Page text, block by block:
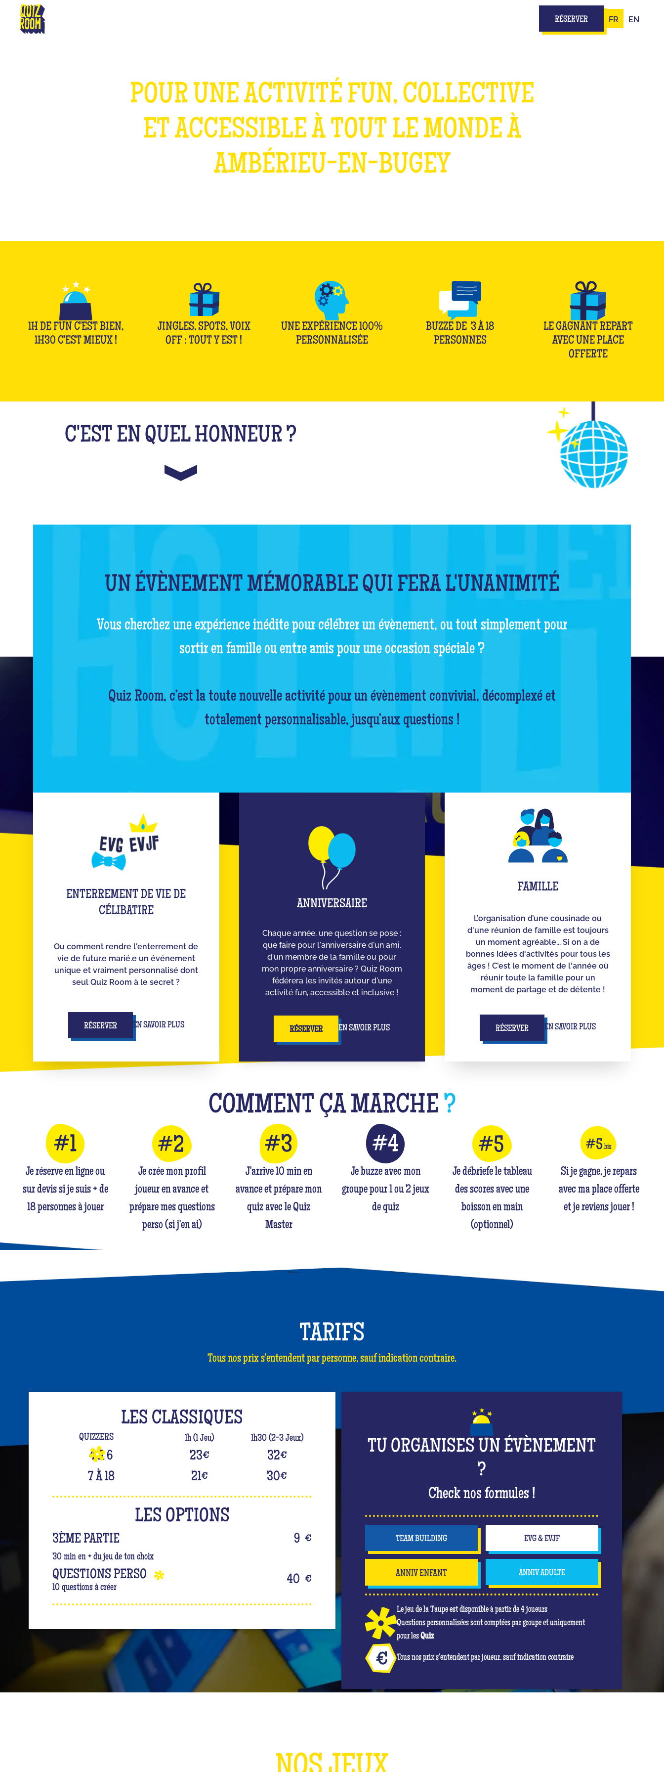
RÉSERVER FR EN
POUR UNE ACTIVITÉ FUN, COLLECTIVE
ET ACCESSIBLE À TOUT LE MONDE À
AMBÉRIEU-EN-BUGEY
1H DE FUN C'EST BIEN,
1H30 C'EST MIEUX !
JINGLES, SPOTS, VOIX
OFF : TOUT Y EST !
UNE EXPÉRIENCE 100%
PERSONNALISÉE
BUZZE DE 3À18
PERSONNES
LE GAGNANT REPART
AVEC UNE PLACE
OFFERTE
C'EST EN QUEL HONNEUR ?
UN ÉVÈNEMENT MÉMORABLE QUI FERA L'UNANIMITÉ
Vous cherchez une expérience inédite pour célébrer un évènement, ou tout simplement pour
sortir en famille ou entre amis pour une occasion spéciale ?
Quiz Room, c’est la toute nouvelle activité pour un évènement convivial, décomplexé et
totalement personnalisable, jusqu’aux questions !
ENTERREMENT DE VIE DE
CÉLIBATIRE
Ou comment rendre l'enterrement de
vie de futur.e marié.e un événement
unique et vraiment personnalisé dont
seul Quiz Room à le secret ?
RÉSERVER EN SAVOIR PLUS
ANNIVERSAIRE
Chaque année, une question se pose :
que faire pour l'anniversaire d'un ami,
d'un membre de la famille ou pour
mon propre anniversaire ? Quiz Room
fédérera les invités autour d'une
activité fun, accessible et inclusive !
RÉSERVER EN SAVOIR PLUS
FAMILLE
L’organisation d’une cousinade ou
d'une réunion de famille est toujours
un moment agréable... Si on a de
bonnes idées d'activités pour tous les
âges ! C’est le moment de l'année où
réunir toute la famille pour un
moment de partage et de détente !
RÉSERVER EN SAVOIR PLUS
COMMENT ÇA MARCHE ?
Je réserve en ligne ou
sur devis si je suis + de
18 personnes à jouer
Je crée mon profil
joueur en avance et
prépare mes questions
perso (si j'en ai)
J'arrive 10 min en
avance et prépare mon
quiz avec le Quiz
Master
Je buzze avec mon
groupe pour 1 ou 2 jeux
de quiz
Je débriefe le tableau
des scores avec une
boisson en main
(optionnel)
Si je gagne, je repars
avec ma place offerte
et je reviens jouer !
TARIFS
Tous nos prix s'entendent par personne, sauf indication contraire.
LES CLASSIQUES
QUIZZERS 1h (1 Jeu) 1h30 (2-3 Jeux)
4 À 6 23€ 32€
7 À 18
21€ 30€
LES OPTIONS
3ÈME PARTIE
30 min en + du jeu de ton choix
9 €
QUESTIONS PERSO
10 questions à créer
40 €
TU ORGANISES UN ÉVÈNEMENT
?
Check nos formules !
TEAM BUILDING EVG & EVJF
ANNIV ENFANT ANNIV ADULTE
Le jeu de la Taupe est disponible à partir de 4 joueurs
Questions personnalisées sont comptées par groupe et uniquement
pour lesQuiz
Tous nos prix s'entendent par joueur, sauf indication contraire